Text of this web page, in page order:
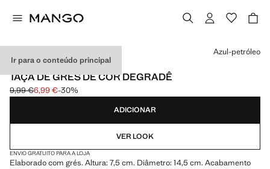
Ir para o conteúdo principal
MADE IN PORTUGAL
TAÇA DE GRÉS DE COR DEGRADÊ
Preço inicial riscado [9,99 € ]
9,99 €
Preço atual [6,99 € ]
6,99 €-30%
Selecione uma cor
Azul-petróleo
ADICIONAR
VER LOOK
ENVIO GRATUITO PARA A LOJA
Elaborado com grés. Altura: 7,5 cm. Diâmetro: 14,5 cm. Acabamento